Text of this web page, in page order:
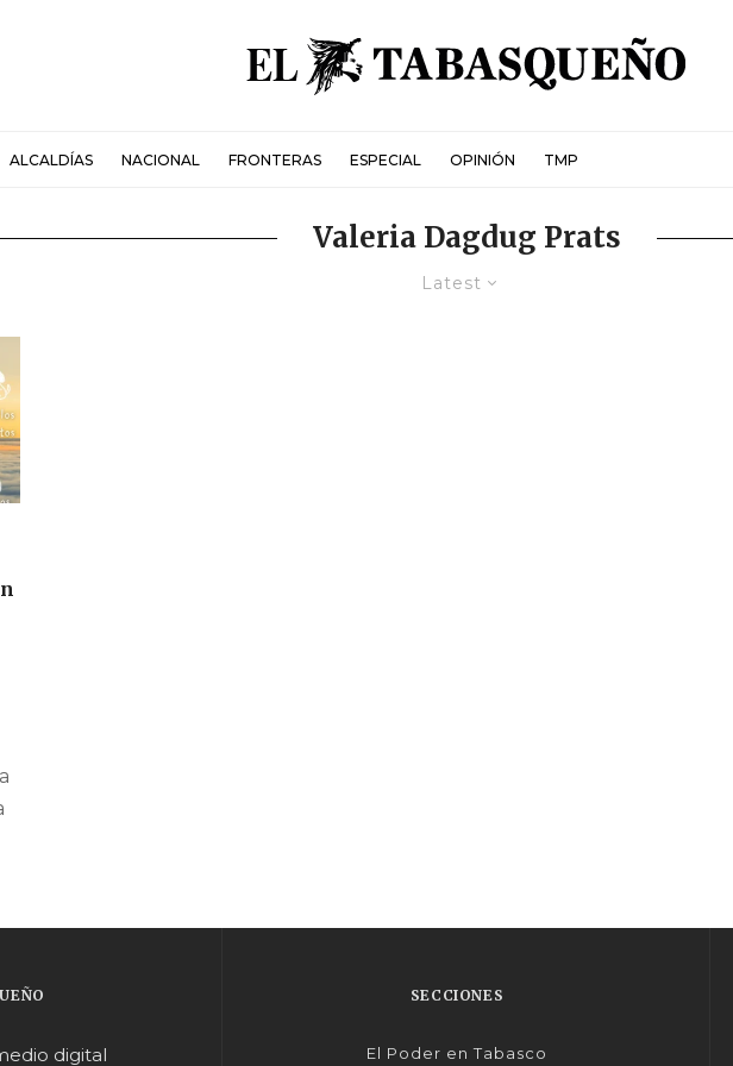
ALCALDÍAS NACIONAL FRONTERAS ESPECIAL OPINIÓN TMP
Valeria Dagdug Prats
Latest
digital
SECCIONES
El Poder en Tabasco